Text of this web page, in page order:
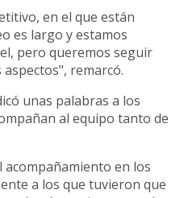
en el que están
es largo y estamos
pero queremos seguir
remarcó.
unas palabras a los
al equipo tanto de
en los
a los que tuvieron que